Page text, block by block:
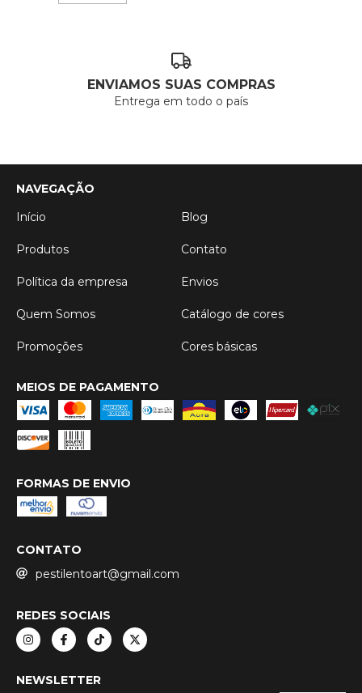
ENVIAMOS SUAS COMPRAS
Entrega em todo o país
NAVEGAÇÃO
Início
Blog
Produtos Contato
Política da empresa Envios
Quem Somos Catálogo de cores
Promoções Cores básicas
MEIOS DE PAGAMENTO
FORMAS DE ENVIO
CONTATO
pestilentoart@gmail.com
REDES SOCIAIS
NEWSLETTER